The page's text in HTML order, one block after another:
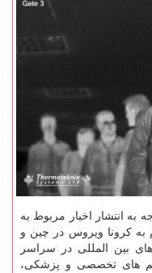
به انتشار اخبار مربوط به
كرونا ویروس در چین و
بین المللی در سراسر
تیم های تخصصی و پزشكی،